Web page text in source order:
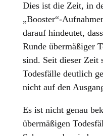
Dies ist die Zeit, in
„Booster“-
darauf hindeutet,
Runde übermäßiger
sind. Seit dieser Zeit
Todesfälle deutlich
nicht auf den
Es ist nicht genau
übermäßigen